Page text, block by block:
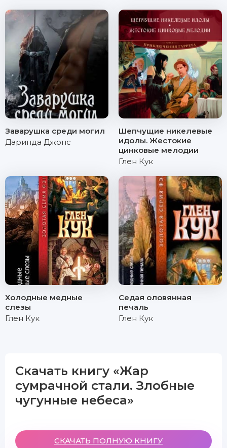
Заварушка среди могил
Даринда Джонс
Шепчущие никелевые
идолы. Жестокие
цинковые мелодии
Глен Кук
Холодные медные
слезы
Глен Кук
Седая оловянная
печаль
Глен Кук
Скачать книгу «Жар
сумрачной стали. Злобные
чугунные небеса»
СКАЧАТЬ ПОЛНУЮ КНИГУ